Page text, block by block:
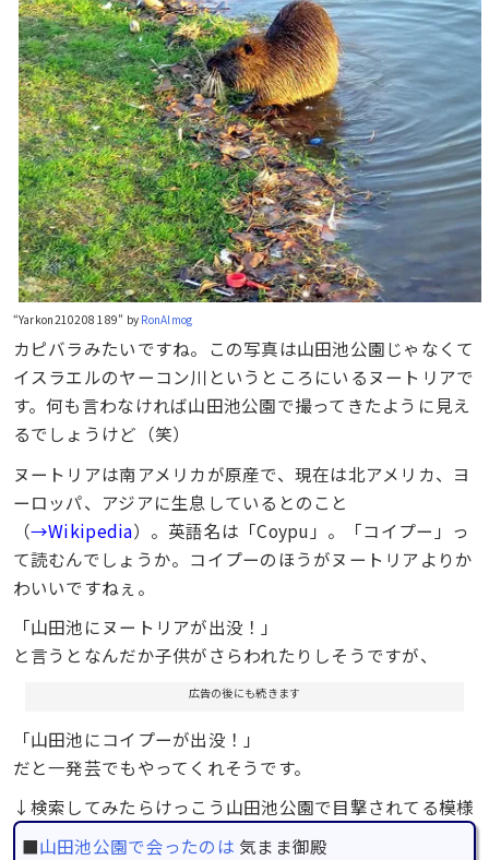
“Yarkon210208 189” by RonAlmog
カピバラみたいですね。この写真は山田池公園じゃなくて
イスラエルのヤーコン川というところにいるヌートリアで
す。何も言わなければ山田池公園で撮ってきたように見え
るでしょうけど（笑）
ヌートリアは南アメリカが原産で、現在は北アメリカ、ヨ
ーロッパ、アジアに生息しているとのこと
（→Wikipedia）。英語名は「Coypu」。「コイプー」っ
て読むんでしょうか。コイプーのほうがヌートリアよりか
わいいですねぇ。
「山田池にヌートリアが出没！」
と言うとなんだか子供がさらわれたりしそうですが、
広告の後にも続きます
「山田池にコイプーが出没！」
だと一発芸でもやってくれそうです。
↓検索してみたらけっこう山田池公園で目撃されてる模様
■山田池公園で会ったのは 気まま御殿